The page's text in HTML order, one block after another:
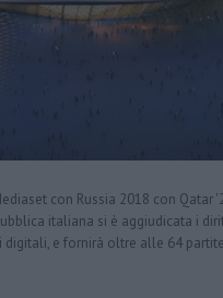
con Russia 2018 con Qatar
italiana si è aggiudicata i
e fornirà oltre alle 64